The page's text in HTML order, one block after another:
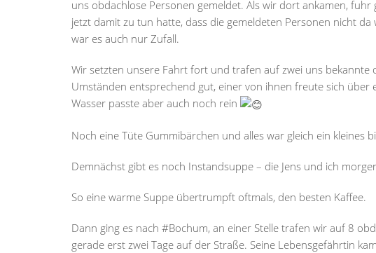
uns obdachlose Personen gemeldet. Als wir dort ankamen,
jetzt damit zu tun hatte, dass die gemeldeten Personen nicht
war es auch nur Zufall.
Wir setzten unsere Fahrt fort und trafen auf zwei uns bekannte
Umständen entsprechend gut, einer von ihnen freute sich über
Wasser passte aber auch noch rein
Noch eine Tüte Gummibärchen und alles war gleich ein kleines
Demnächst gibt es noch Instandsuppe – die Jens und ich
So eine warme Suppe übertrumpft oftmals, den besten Kaffee.
Dann ging es nach #Bochum, an einer Stelle trafen wir auf 8
gerade erst zwei Tage auf der Straße. Seine Lebensgefährtin